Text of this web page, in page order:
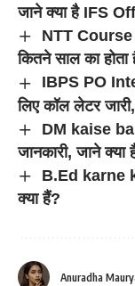
जाने क्या है IFS
NTT
कितने साल का
IBPS PO
लिए कॉल लेटर
DM kaise
जानकारी, जाने क्या
B.Ed karne
क्या हैं?
Anuradha